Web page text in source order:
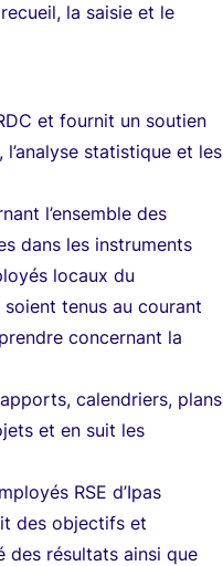
la saisie et le
et fournit un soutien
statistique et les
l’ensemble des
dans les instruments
locaux du
tenus au courant
concernant la
calendriers, plans
et en suit les
RSE d’Ipas
des objectifs et
des résultats ainsi que